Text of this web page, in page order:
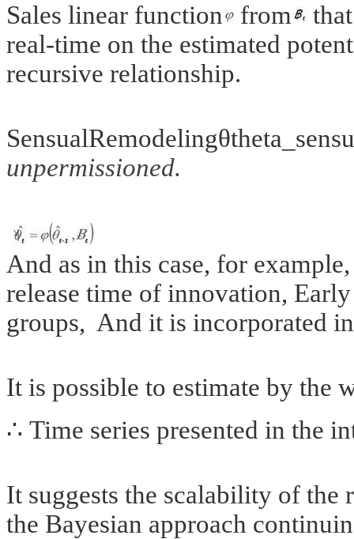
Sales linear function from
real-time on the estimated
recursive relationship.
SensualRemodelingθ
unpermissioned.
And as in this case, for
release time of innovation,
groups, And it is incorporated
It is possible to estimate by the
∴ Time series presented in the
It suggests the scalability of
the Bayesian approach